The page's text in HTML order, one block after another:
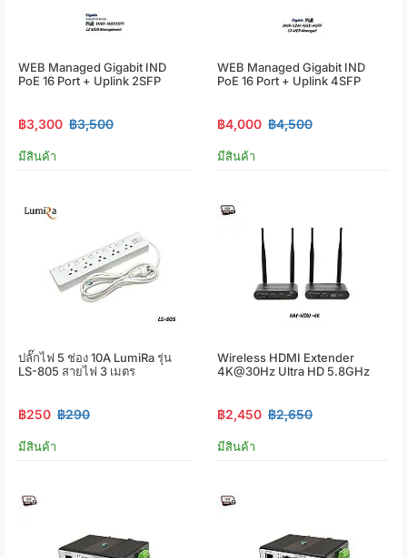
WEB Managed Gigabit IND
PoE 16 Port + Uplink 2SFP
฿3,300 ฿3,500
มีสินค้า
WEB Managed Gigabit IND
PoE 16 Port + Uplink 4SFP
฿4,000 ฿4,500
มีสินค้า
ปลั๊กไฟ 5 ช่อง 10A LumiRa รุ่น
LS-805 สายไฟ 3 เมตร
฿250 ฿290
มีสินค้า
Wireless HDMI Extender
4K@30Hz Ultra HD 5.8GHz
฿2,450 ฿2,650
มีสินค้า